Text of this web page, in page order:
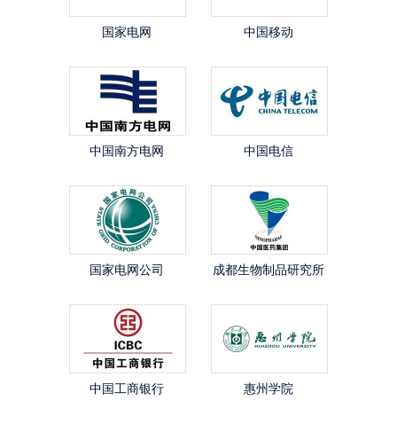
国家电网 中国移动
中国南方电网 中国电信
国家电网公司 成都生物制品研究所
中国工商银行 惠州学院